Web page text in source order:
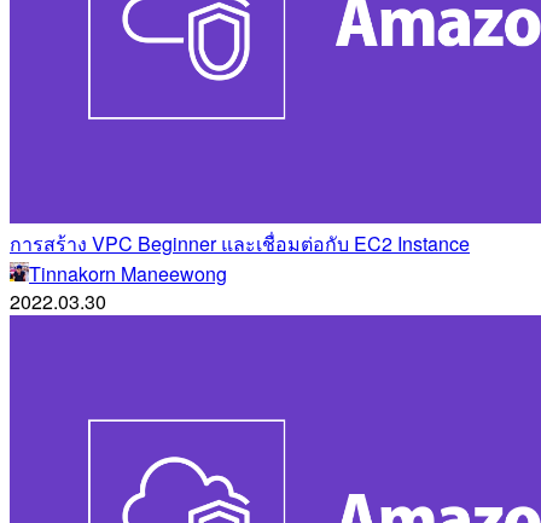
การสร้าง VPC Beginner และเชื่อมต่อกับ EC2 Instance
Tinnakorn Maneewong
2022.03.30